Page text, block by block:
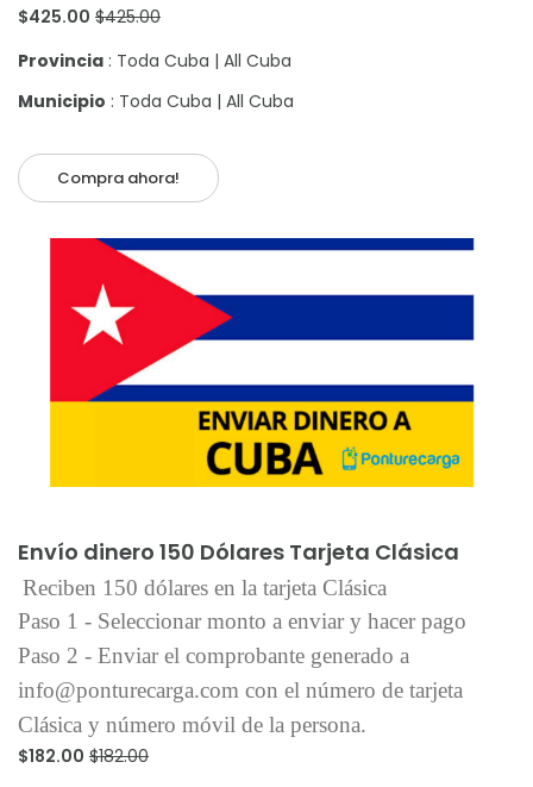
$425.00 $425.00
Provincia : Toda Cuba | All Cuba
Municipio : Toda Cuba | All Cuba
Compra ahora!
Envío dinero 150 Dólares Tarjeta Clásica
Reciben 150 dólares en la tarjeta Clásica
Paso 1 - Seleccionar monto a enviar y hacer pago
Paso 2 - Enviar el comprobante generado a
info@ponturecarga.com con el número de tarjeta
Clásica y número móvil de la persona.
$182.00 $182.00